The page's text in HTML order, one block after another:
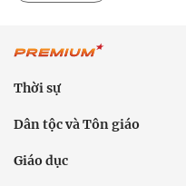
Thời sự
Dân tộc và Tôn giáo
Giáo dục